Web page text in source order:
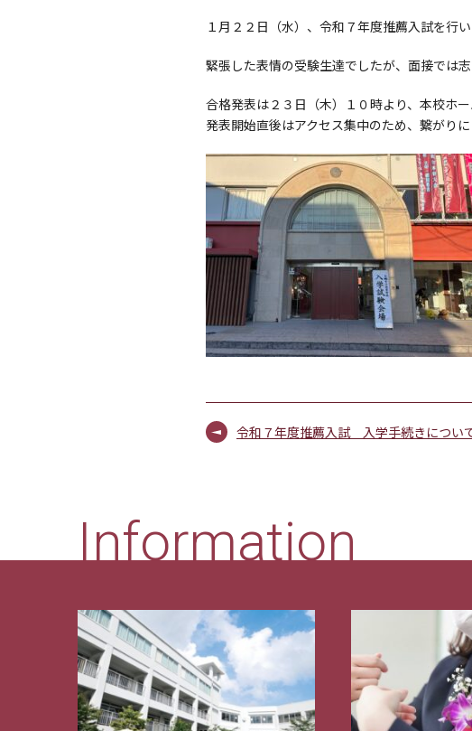
１月２２日（水）、令和７年度推薦入試を行い
緊張した表情の受験生達でしたが、面接では
合格発表は２３日（木）１０時より、本校ホ
発表開始直後はアクセス集中のため、繋がり
令和７年度推薦入試 入学手続きについ
Information